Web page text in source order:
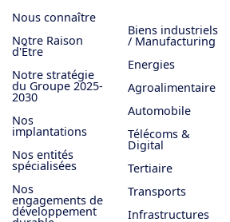
Nous connaître
Notre Raison
d'Être
Notre stratégie
du Groupe 2025-
2030
Nos
implantations
Nos entités
spécialisées
Nos
engagements de
développement
Biens industriels
/ Manufacturing
Energies
Agroalimentaire
Automobile
Télécoms &
Digital
Tertiaire
Transports
Infrastructures